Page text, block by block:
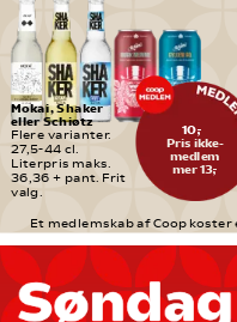
Et medlemskab af Coop
10,-
Pris ikke-
medlem
mer 13,-
Mokai, Shaker
eller Schiøtz
Flere varianter.
27,5-44 cl.
Literpris maks.
36,36 + pant. Frit
valg.